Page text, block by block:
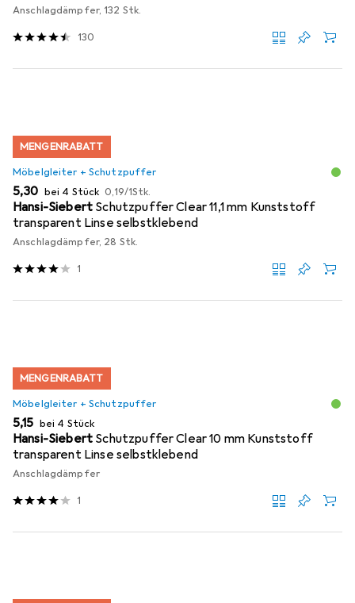
Anschlagdämpfer, 132 Stk.
130
MENGENRABATT
Möbelgleiter + Schutzpuffer
EUR
5,30 bei 4 Stück EUR
0,19/1Stk.
Hansi-Siebert Schutzpuffer Clear 11,1 mm Kunststoff
transparent Linse selbstklebend
Anschlagdämpfer, 28 Stk.
1
MENGENRABATT
Möbelgleiter + Schutzpuffer
EUR
5,15 bei 4 Stück
Hansi-Siebert Schutzpuffer Clear 10 mm Kunststoff
transparent Linse selbstklebend
Anschlagdämpfer
1